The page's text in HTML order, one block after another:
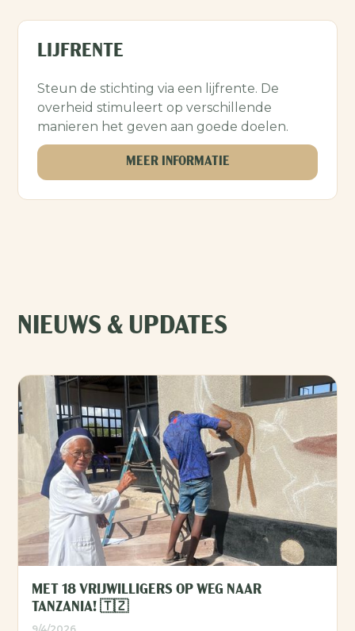
LIJFRENTE
Steun de stichting via een lijfrente. De
overheid stimuleert op verschillende
manieren het geven aan goede doelen.
MEER INFORMATIE
NIEUWS & UPDATES
MET 18 VRIJWILLIGERS OP WEG NAAR
TANZANIA! 🇹🇿